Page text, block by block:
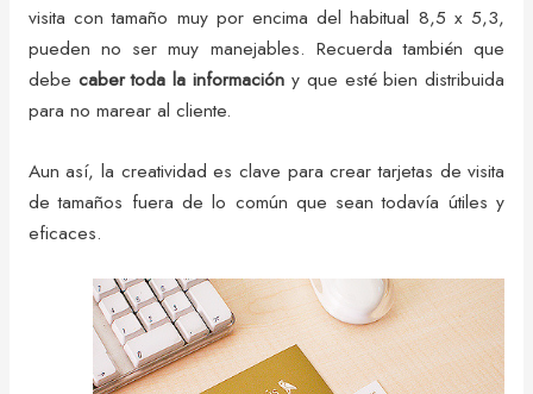
visita con tamaño muy por encima del habitual 8,5 x 5,3,
pueden no ser muy manejables. Recuerda también que
debe caber toda la información y que esté bien distribuida
para no marear al cliente.
Aun así, la creatividad es clave para crear tarjetas de visita
de tamaños fuera de lo común que sean todavía útiles y
eficaces.